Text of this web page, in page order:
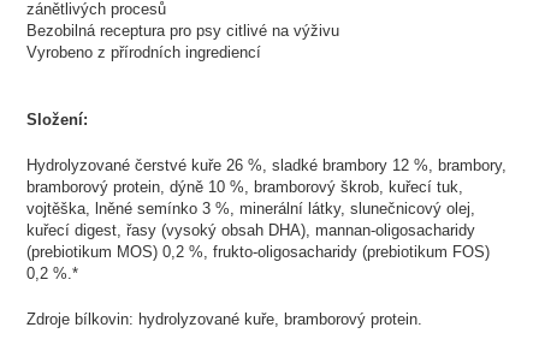
zánětlivých procesů
Bezobilná receptura pro psy citlivé na výživu
Vyrobeno z přírodních ingrediencí
Složení:
Hydrolyzované čerstvé kuře 26 %, sladké brambory 12 %, brambory,
bramborový protein, dýně 10 %, bramborový škrob, kuřecí tuk,
vojtěška, lněné semínko 3 %, minerální látky, slunečnicový olej,
kuřecí digest, řasy (vysoký obsah DHA), mannan-oligosacharidy
(prebiotikum MOS) 0,2 %, frukto-oligosacharidy (prebiotikum FOS)
0,2 %.*
Zdroje bílkovin: hydrolyzované kuře, bramborový protein.